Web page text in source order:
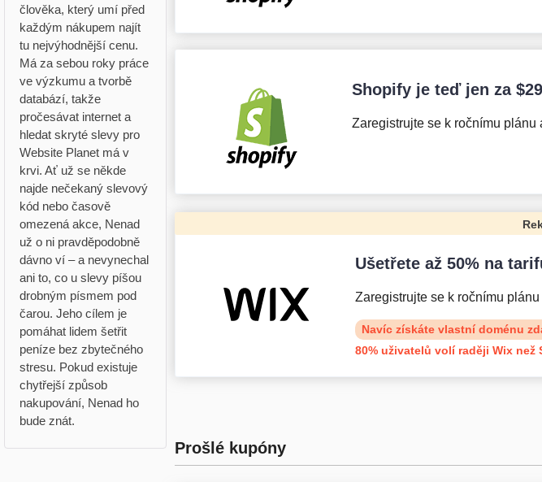
člověka, který umí před
každým nákupem najít
tu nejvýhodnější cenu.
Má za sebou roky práce
ve výzkumu a tvorbě
databází, takže
pročesávat internet a
hledat skryté slevy pro
Website Planet má v
krvi. Ať už se někde
najde nečekaný slevový
kód nebo časově
omezená akce, Nenad
už o ni pravděpodobně
dávno ví – a nevynechal
ani to, co u slevy píšou
drobným písmem pod
čarou. Jeho cílem je
pomáhat lidem šetřit
peníze bez zbytečného
stresu. Pokud existuje
chytřejší způsob
nakupování, Nenad ho
bude znát.
Shopify je teď jen za$
Zaregistrujte se k ročnímu plánu
Ušetřete až 50% na
Zaregistrujte se k ročnímu plánu
Navíc získáte vlastní doménu
80% uživatelů volí raději Wix než
Prošlé kupóny